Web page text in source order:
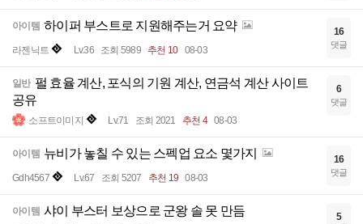
아이템 하이퍼 부스트로 지원해주는거 요약
라젠닉트 Lv.36 조회 5989 추천 10 08-03
16
댓글
일반 펄 효율 계산, 포식의 기원 계산, 연금석 계산 사이트
공유
소프트이미지 Lv.71 조회 2021 추천 4 08-03
6
댓글
아이템 뉴비가 놓칠 수 있는 스펙업 요소 몇가지
Gdh4567 Lv.67 조회 5207 추천 19 08-03
16
댓글
아이템 샤이 부스터 보상으로 군왕 솔 못 만듬 5